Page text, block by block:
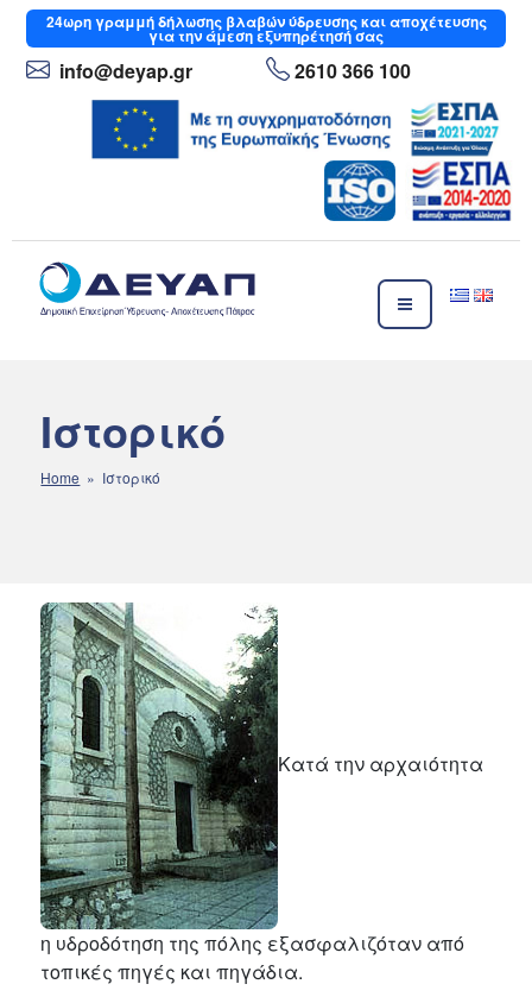
Μετάβαση
στο
περιεχόμενο
24ωρηγραμμή δήλωσης βλαβών ύδρευσης και αποχέτευσης
για την άμεση εξυπηρέτησή σας
info@deyap.gr 2610 366 100
Δημοτική Επιχείρηση Ύδρευσης- Αποχέτευσης Πάτρας
Ιστορικό
Home » Ιστορικό
Κατά την αρχαιότητα
η υδροδότηση της πόλης εξασφαλιζόταν από
τοπικές πηγές και πηγάδια.